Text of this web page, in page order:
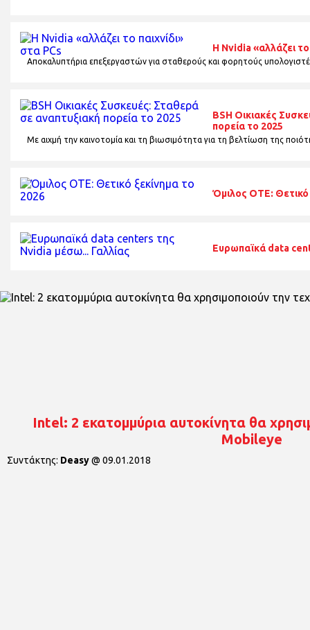
Η Nvidia «αλλάζει το
Αποκαλυπτήρια επεξεργαστών για σταθερούς και φορητούς
BSH Οικιακές
πορεία το 2025
Με αιχμή την καινοτομία και τη βιωσιμότητα για τη βελτίωση της
Όμιλος ΟΤΕ: Θετικό
Ευρωπαϊκά data
Intel: 2 εκατομμύρια αυτοκίνητα θα
Mobileye
Συντάκτης: Deasy@ 09.01.2018